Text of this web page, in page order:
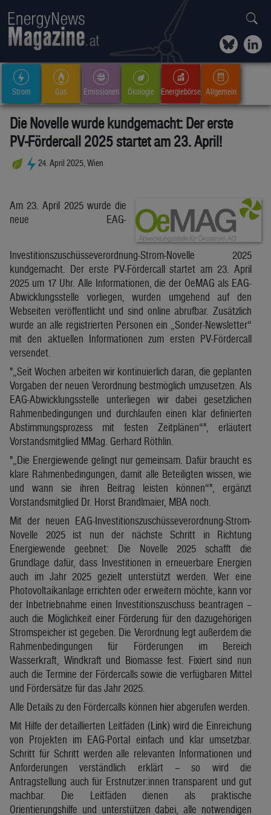
Strom Gas Emissionen Ökologie Energiebörse Allgemein
Die Novelle wurde kundgemacht: Der erste
PV-Fördercall 2025 startet am 23. April!
24. April 2025, Wien
Am 23. April 2025 wurde die
neue EAG-
Investitionszuschüsseverordnung-Strom-Novelle 2025
kundgemacht. Der erste PV-Fördercall startet am 23. April
2025 um 17 Uhr. Alle Informationen, die der OeMAG als EAG-
Abwicklungsstelle vorliegen, wurden umgehend auf den
Webseiten veröffentlicht und sind online abrufbar. Zusätzlich
wurde an alle registrierten Personen ein „Sonder-Newsletter“
mit den aktuellen Informationen zum ersten PV-Fördercall
versendet.
„Seit Wochen arbeiten wir kontinuierlich daran, die geplanten
Vorgaben der neuen Verordnung bestmöglich umzusetzen. Als
EAG-Abwicklungsstelle unterliegen wir dabei gesetzlichen
Rahmenbedingungen und durchlaufen einen klar definierten
Abstimmungsprozess mit festen Zeitplänen“ , erläutert
Vorstandsmitglied MMag. Gerhard Röthlin.
„Die Energiewende gelingt nur gemeinsam. Dafür braucht es
klare Rahmenbedingungen, damit alle Beteiligten wissen, wie
und wann sie ihren Beitrag leisten können“ , ergänzt
Vorstandsmitglied Dr. Horst Brandlmaier, MBA noch.
Mit der neuen EAG-Investitionszuschüsseverordnung-Strom-
Novelle 2025 ist nun der nächste Schritt in Richtung
Energiewende geebnet: Die Novelle 2025 schafft die
Grundlage dafür, dass Investitionen in erneuerbare Energien
auch im Jahr 2025 gezielt unterstützt werden. Wer eine
Photovoltaikanlage errichten oder erweitern möchte, kann vor
der Inbetriebnahme einen Investitionszuschuss beantragen –
auch die Möglichkeit einer Förderung für den dazugehörigen
Stromspeicher ist gegeben. Die Verordnung legt außerdem die
Rahmenbedingungen für Förderungen im Bereich
Wasserkraft, Windkraft und Biomasse fest. Fixiert sind nun
auch die Termine der Fördercalls sowie die verfügbaren Mittel
und Fördersätze für das Jahr 2025.
Alle Details zu den Fördercalls können hierabgerufen werden.
Mit Hilfe der detaillierten Leitfäden (Link) wird die Einreichung
von Projekten im EAG-Portal einfach und klar umsetzbar.
Schritt für Schritt werden alle relevanten Informationen und
Anforderungen verständlich erklärt – so wird die
Antragstellung auch für Erstnutzer:innen transparent und gut
machbar. Die Leitfäden dienen als praktische
Orientierungshilfe und unterstützen dabei, alle notwendigen